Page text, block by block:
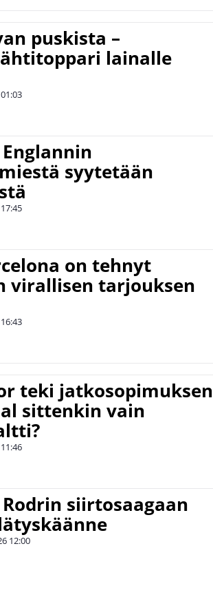
puskista –
lainalle
01:03
syytetään
17:45
on tehnyt
virallisen tarjouksen
16:43
teki jatkosopimuksen
sittenkin vain
11:46
siirtosaagaan
12:00